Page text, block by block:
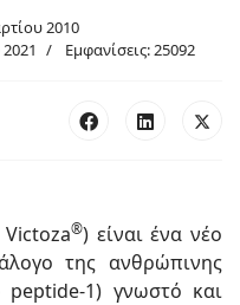
2010
Εμφανίσεις: 25092
®) είναι ένα νέο
της ανθρώπινης
peptide-1) γνωστό και